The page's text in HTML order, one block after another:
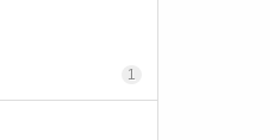
1